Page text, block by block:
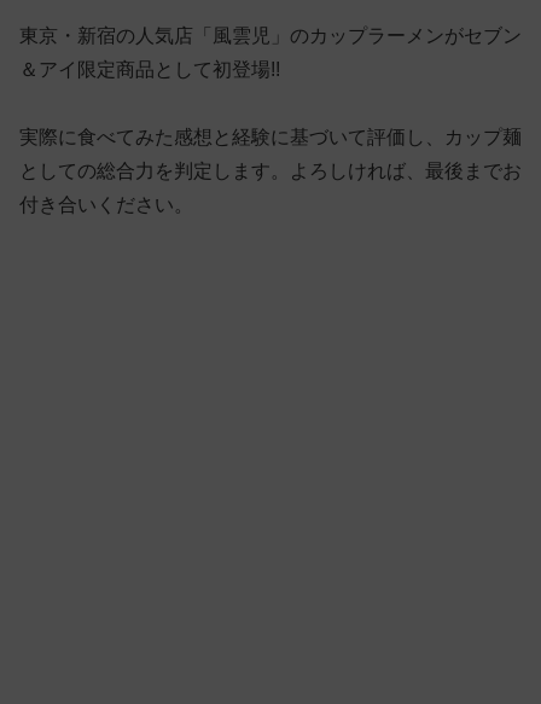
東京・新宿の人気店「風雲児」のカップラーメンがセブン
＆アイ限定商品として初登場!!
実際に食べてみた感想と経験に基づいて評価し、カップ麺
としての総合力を判定します。よろしければ、最後までお
付き合いください。